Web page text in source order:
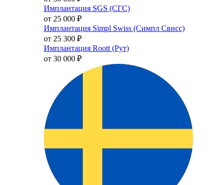
Имплантация SGS (СГС)
от 25 000 ₽
Имплантация Simpl Swiss (Симпл Свисс)
от 25 300 ₽
Имплантация Roott (Рут)
от 30 000 ₽